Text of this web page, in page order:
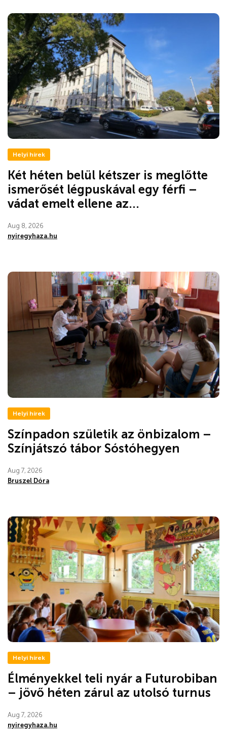
Helyi hírek
Két héten belül kétszer is meglőtte
ismerősét légpuskával egy férfi –
vádat emelt ellene az...
Aug 8, 2026
nyiregyhaza.hu
Helyi hírek
Színpadon születik az önbizalom –
Színjátszó tábor Sóstóhegyen
Aug 7, 2026
Bruszel Dóra
Helyi hírek
Élményekkel teli nyár a Futurobiban
– jövő héten zárul az utolsó turnus
Aug 7, 2026
nyiregyhaza.hu